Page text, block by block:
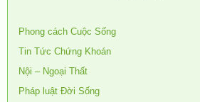
Phong cách Cuộc Sống
Tin Tức Chứng Khoán
Nội – Ngoại Thất
Pháp luật Đời Sống